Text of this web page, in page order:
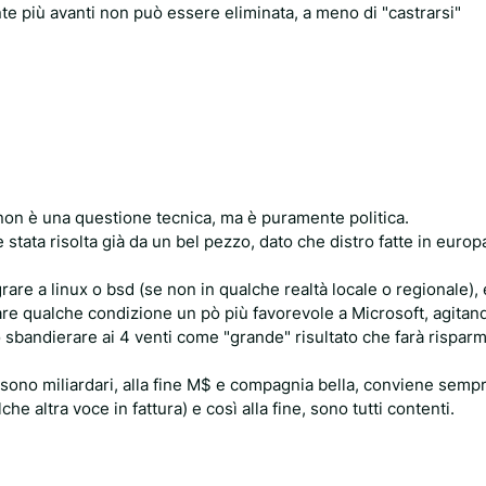
più avanti non può essere eliminata, a meno di "castrarsi"
è una questione tecnica, ma è puramente politica.
risolta già da un bel pezzo, dato che distro fatte in
a linux o bsd (se non in qualche realtà locale o regionale),
qualche condizione un pò più favorevole a Microsoft,
ai 4 venti come "grande" risultato che farà
miliardari, alla fine M$ e compagnia bella, conviene
altra voce in fattura) e così alla fine, sono tutti contenti.